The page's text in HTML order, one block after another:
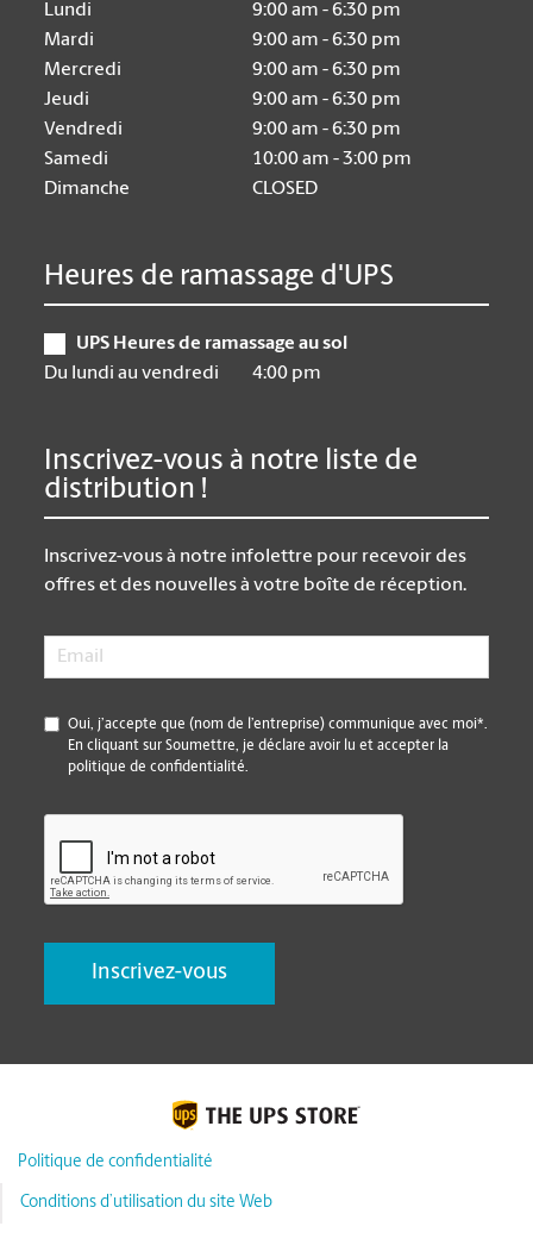
Lundi
9:00 am - 6:30 pm
Mardi
9:00 am - 6:30 pm
Mercredi
9:00 am - 6:30 pm
Jeudi
9:00 am - 6:30 pm
Vendredi
9:00 am - 6:30 pm
Samedi
10:00 am - 3:00 pm
Dimanche
CLOSED
Heures de ramassage d'UPS
UPS Heures de ramassage au sol
Du lundi au vendredi
4:00 pm
Inscrivez-vous à notre liste de
distribution !
Inscrivez-vous à notre infolettre pour recevoir des
offres et des nouvelles à votre boîte de réception.
Email
*
Oui, j’accepte que (nom de l’entreprise) communique avec moi*.
En cliquant sur Soumettre, je déclare avoir lu et accepter la
politique de confidentialité.
Politique de confidentialité
Conditions d’utilisation du site Web